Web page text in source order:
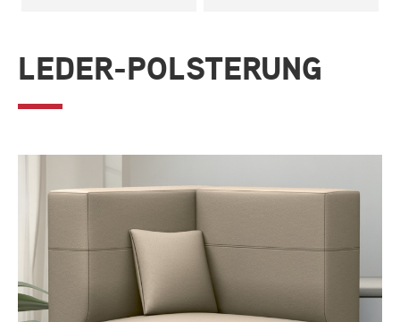
LEDER-POLSTERUNG